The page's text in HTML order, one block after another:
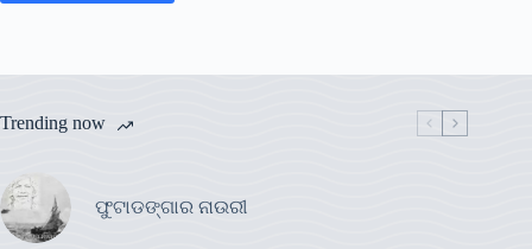
Trending now
ଫୁଟାଡଙ୍ଗାର ନାଉରୀ